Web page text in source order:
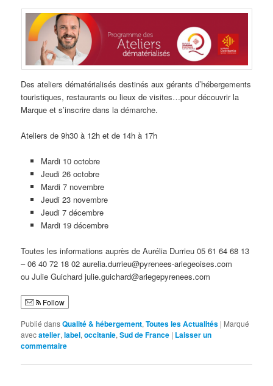
Des ateliers dématérialisés destinés aux gérants d’hébergements
touristiques, restaurants ou lieux de visites…pour découvrir la
Marque et s’inscrire dans la démarche.
Ateliers de 9h30 à 12h et de 14h à 17h
Mardi 10 octobre
Jeudi 26 octobre
Mardi 7 novembre
Jeudi 23 novembre
Jeudi 7 décembre
Mardi 19 décembre
Toutes les informations auprès de Aurélia Durrieu 05 61 64 68 13
– 06 40 72 18 02 aurelia.durrieu@pyrenees-ariegeoises.com
ou Julie Guichard julie.guichard@ariegepyrenees.com
Follow
Publié dansQualité & hébergement,Toutes les Actualités | Marqué
avecatelier,label,occitanie,Sud de France | Laisser un
commentaire